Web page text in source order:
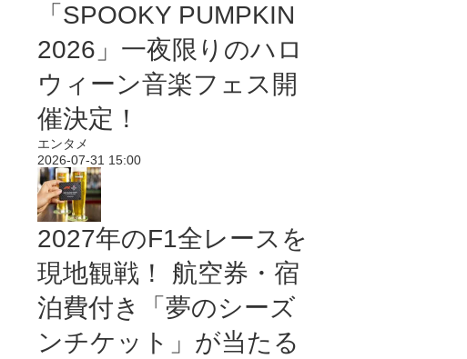
「SPOOKY PUMPKIN
2026」一夜限りのハロ
ウィーン音楽フェス開
催決定！
エンタメ
2026-07-31 15:00
2027年のF1全レースを
現地観戦！ 航空券・宿
泊費付き「夢のシーズ
ンチケット」が当たる